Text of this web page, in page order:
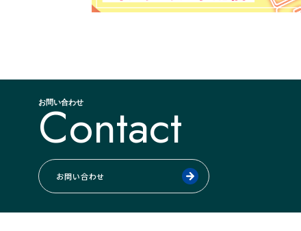
お問い合わせ
Contact
お問い合わせ